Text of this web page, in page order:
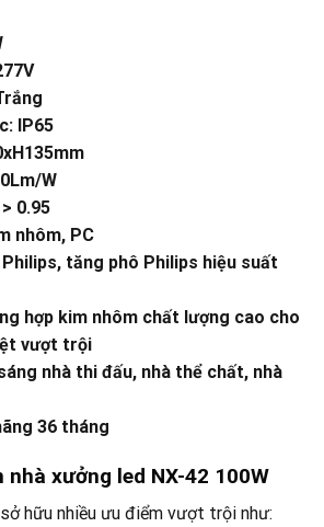
IP65
W
0.95
nhôm, PC
tăng phô Philips hiệu suất
hợp kim nhôm chất lượng cao cho
vượt trội
nhà thi đấu, nhà thể chất, nhà
36 tháng
xưởng led NX-42 100W
sở hữu nhiều ưu điểm vượt trội như: